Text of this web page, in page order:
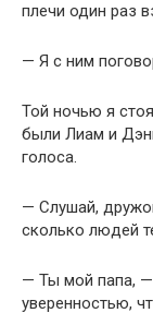
плечи один раз
— Я с ним
Той ночью я
были Лиам и
голоса.
— Слушай,
сколько людей
— Ты мой папа, —
уверенностью,